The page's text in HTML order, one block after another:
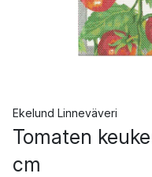
Ekelund Linneväveri
Tomaten
cm